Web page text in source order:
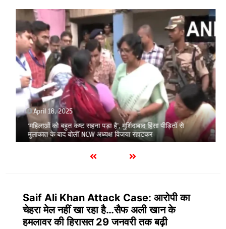
April 18, 2025
‘महिलाओं को बहुत कष्ट सहना पड़ा है’, मुर्शिदाबाद हिंसा पीड़ितों से
मुलाकात के बाद बोलीं NCW अध्यक्ष विजया रहाटकर
Saif Ali Khan Attack Case: आरोपी का
चेहरा मेल नहीं खा रहा है…सैफ अली खान के
हमलावर की हिरासत 29 जनवरी तक बढ़ी